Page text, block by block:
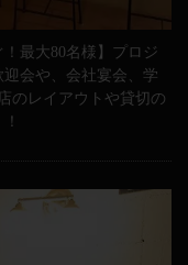
最大80名様】プロジ
会や、会社宴会、学
のレイアウトや貸切の